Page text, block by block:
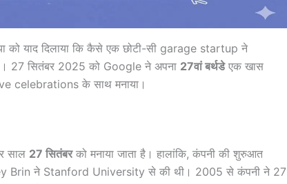
को याद दिलाया कि कैसे एक छोटी-सी garage startup ने
27 सितंबर 2025 को Google ने अपना 27वां बर्थडेएक खास
celebrations के साथ मनाया।
साल 27 सितंबरको मनाया जाता है। हालांकि, कंपनी की शुरुआत
Brin ने Stanford University से की थी। 2005 से कंपनी ने 27